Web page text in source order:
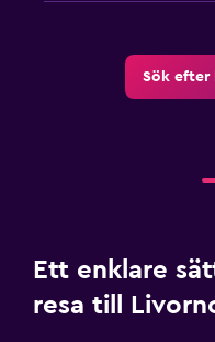
Sök efter
Ett enklare
resa till